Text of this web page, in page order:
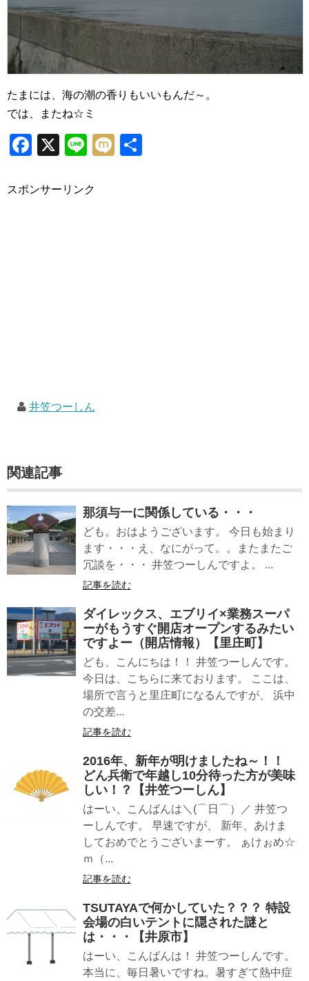
たまには、海の潮の香りもいいもんだ～。
では、またね☆ミ
Facebook
X LineMixi
スポンサーリンク
井笠つーしん
関連記事
那須与一に関係している・・・
ども。おはようございます。 今日も始まり
ます・・・え、なにがって。。またまたご
冗談を・・・ 井笠つーしんですよ。 ...
記事を読む
ダイレックス、エブリイ×業務スーパ
ーがもうすぐ開店オープンするみたい
ですよー（開店情報）【里庄町】
ども、こんにちは！！ 井笠つーしんです。
今日は、こちらに来ております。 ここは、
場所で言うと里庄町になるんですが、 浜中
の交差...
記事を読む
2016年、新年が明けましたね～！！
どん兵衛で年越し10分待った方が美味
しい！？【井笠つーしん】
はーい、こんばんは＼(⌒日⌒）／ 井笠つ
ーしんです。 早速ですが、 新年、あけま
しておめでとうございまーす。 ぁけぉめ☆
ｍ（...
記事を読む
TSUTAYAで何かしていた？？？ 特設
会場の白いテントに隠された謎と
は・・・【井原市】
はーい、こんばんは！ 井笠つーしんです。
本当に、毎日暑いですね。暑すぎて熱中症